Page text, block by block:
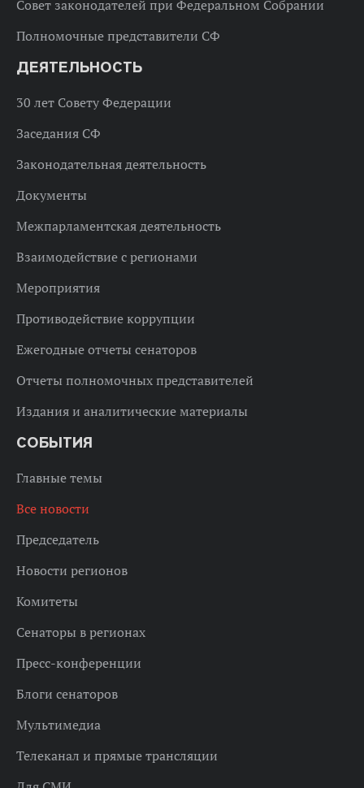
Совет законодателей при Федеральном Собрании
Полномочные представители СФ
ДЕЯТЕЛЬНОСТЬ
30 лет Совету Федерации
Заседания СФ
Законодательная деятельность
Документы
Межпарламентская деятельность
Взаимодействие с регионами
Мероприятия
Противодействие коррупции
Ежегодные отчеты сенаторов
Отчеты полномочных представителей
Издания и аналитические материалы
СОБЫТИЯ
Главные темы
Все новости
Председатель
Новости регионов
Комитеты
Сенаторы в регионах
Пресс-конференции
Блоги сенаторов
Мультимедиа
Телеканал и прямые трансляции